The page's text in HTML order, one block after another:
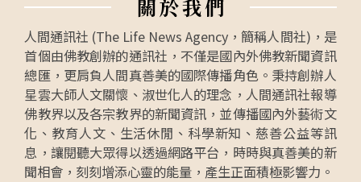
關於我們
人間通訊社 (The Life News Agency，簡稱人間社)，是
首個由佛教創辦的通訊社，不僅是國內外佛教新聞資訊
總匯，更肩負人間真善美的國際傳播角色。秉持創辦人
星雲大師人文關懷、淑世化人的理念，人間通訊社報導
佛教界以及各宗教界的新聞資訊，並傳播國內外藝術文
化、教育人文、生活休閒、科學新知、慈善公益等訊
息，讓閱聽大眾得以透過網路平台，時時與真善美的新
聞相會，刻刻增添心靈的能量，產生正面積極影響力。